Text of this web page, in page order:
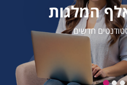
המלגות
חדשים